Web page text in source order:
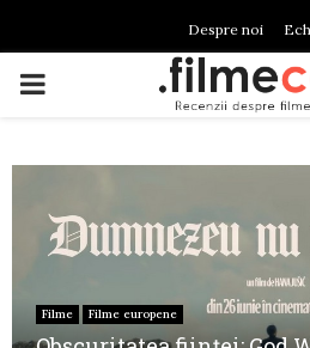
Despre noi
PRIMARY
Filme Filme europene